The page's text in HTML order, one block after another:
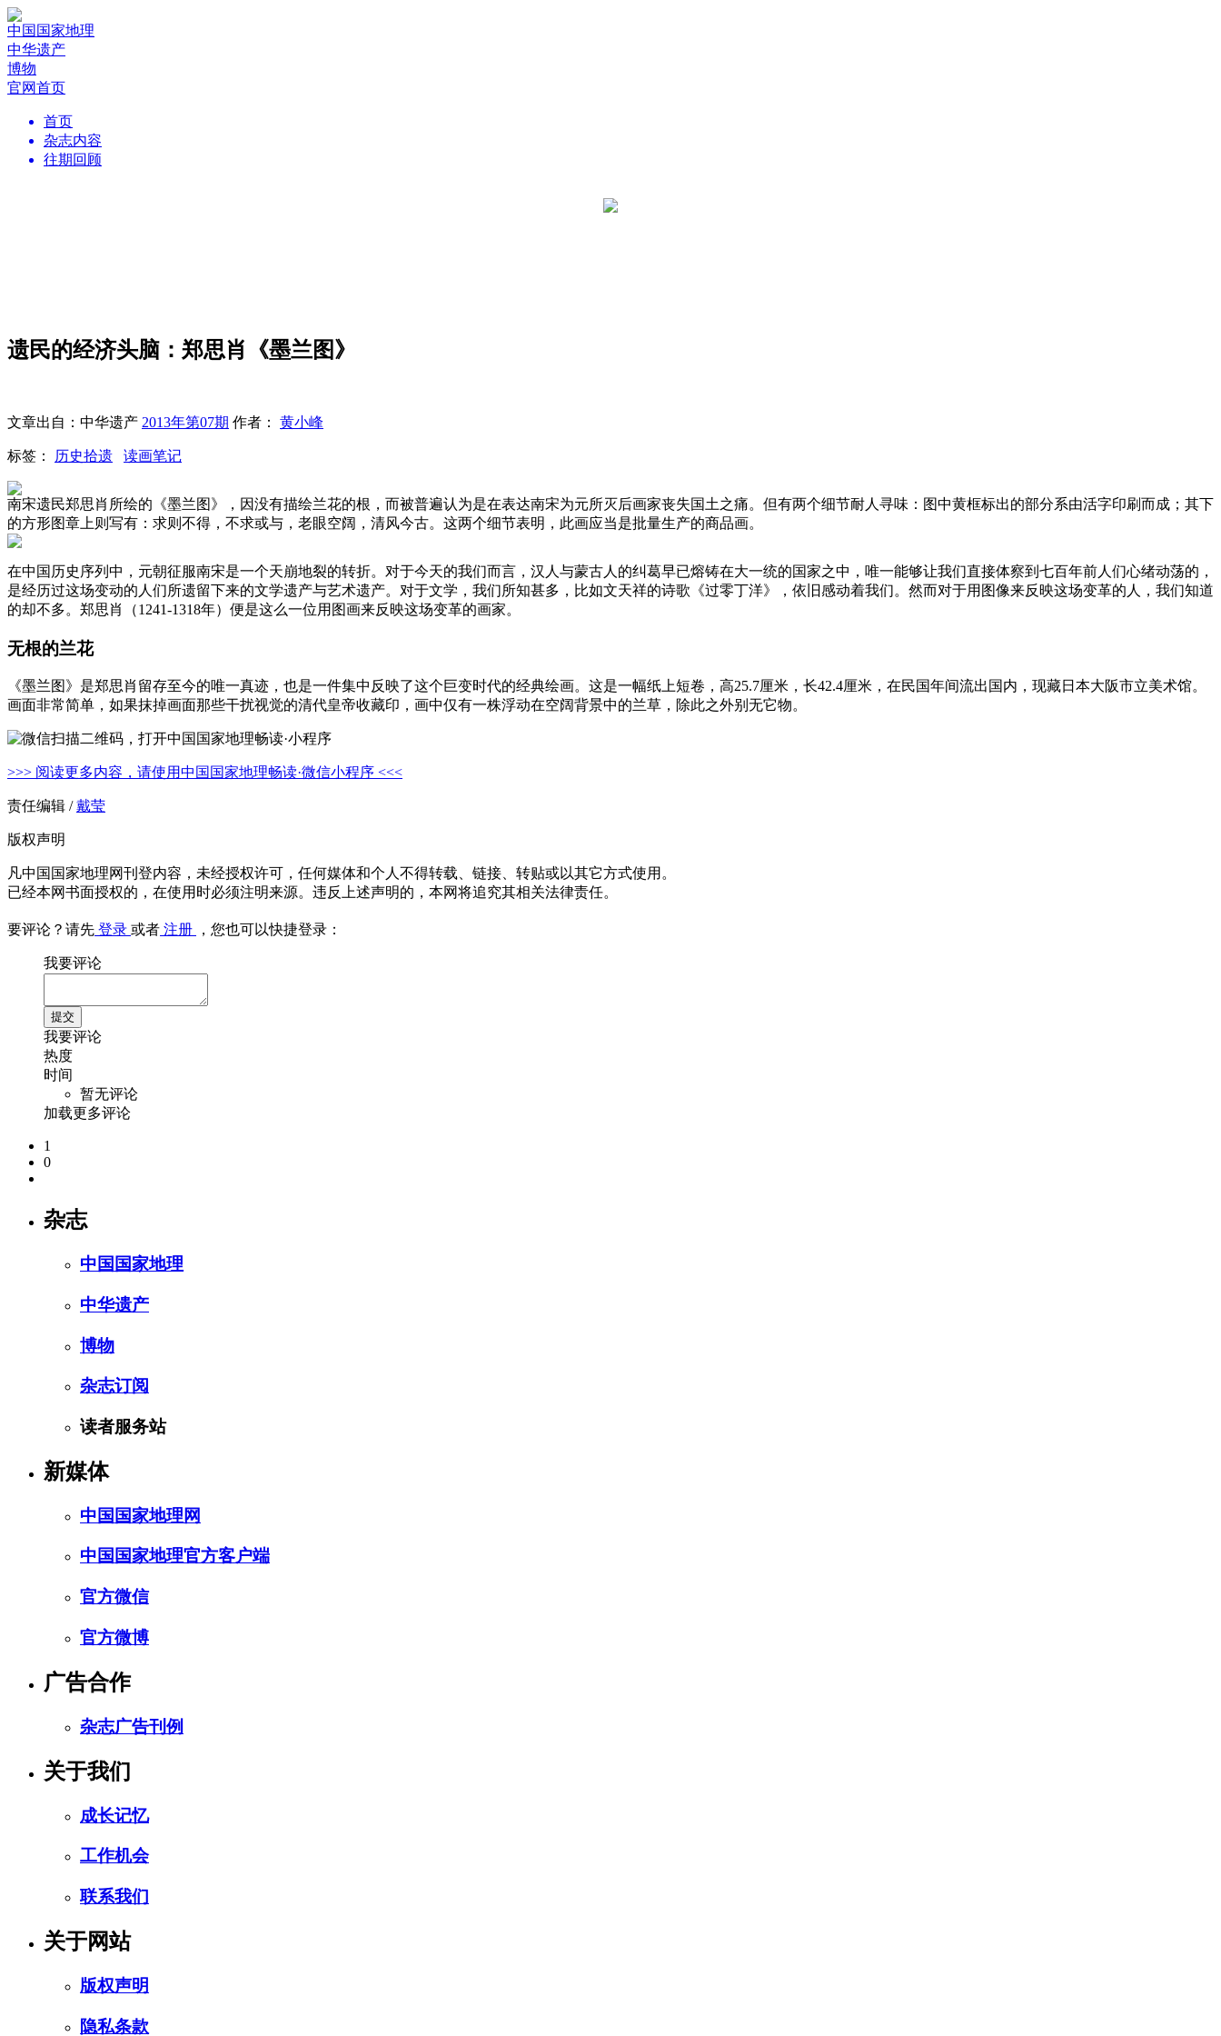
中国国家地理
中华遗产
博物
官网首页
首页
杂志内容
往期回顾
遗民的经济头脑：郑思肖《墨兰图》
文章出自：中华遗产 2013年第07期 作者： 黄小峰
标签： 历史拾遗 读画笔记
南宋遗民郑思肖所绘的《墨兰图》，因没有描绘兰花的根，而被普遍认为是在表达南宋为元所灭后画家丧失国土之痛。但有两个细节耐人寻味：图中黄框标出的部分系由活字印刷而成；其下
的方形图章上则写有：求则不得，不求或与，老眼空阔，清风今古。这两个细节表明，此画应当是批量生产的商品画。
在中国历史序列中，元朝征服南宋是一个天崩地裂的转折。对于今天的我们而言，汉人与蒙古人的纠葛早已熔铸在大一统的国家之中，唯一能够让我们直接体察到七百年前人们心绪动荡的，
是经历过这场变动的人们所遗留下来的文学遗产与艺术遗产。对于文学，我们所知甚多，比如文天祥的诗歌《过零丁洋》，依旧感动着我们。然而对于用图像来反映这场变革的人，我们知道
的却不多。郑思肖（1241-1318年）便是这么一位用图画来反映这场变革的画家。
无根的兰花
《墨兰图》是郑思肖留存至今的唯一真迹，也是一件集中反映了这个巨变时代的经典绘画。这是一幅纸上短卷，高25.7厘米，长42.4厘米，在民国年间流出国内，现藏日本大阪市立美术馆。
画面非常简单，如果抹掉画面那些干扰视觉的清代皇帝收藏印，画中仅有一株浮动在空阔背景中的兰草，除此之外别无它物。
>>> 阅读更多内容，请使用中国国家地理畅读·微信小程序 <<<
责任编辑 /戴莹
版权声明
凡中国国家地理网刊登内容，未经授权许可，任何媒体和个人不得转载、链接、转贴或以其它方式使用。
已经本网书面授权的，在使用时必须注明来源。违反上述声明的，本网将追究其相关法律责任。
要评论？请先 登录 或者 注册 ，您也可以快捷登录：
我要评论
我要评论
热度
时间
暂无评论
加载更多评论
1
0
杂志
中国国家地理
中华遗产
博物
杂志订阅
读者服务站
新媒体
中国国家地理网
中国国家地理官方客户端
官方微信
官方微博
广告合作
杂志广告刊例
关于我们
成长记忆
工作机会
联系我们
关于网站
版权声明
隐私条款